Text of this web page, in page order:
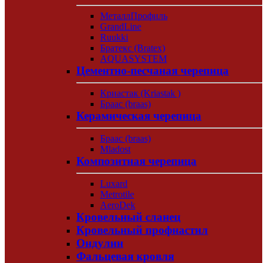
МеталлПрофиль
GrandLine
Ruukki
Братекс (Bratex)
AQUASYSTEM
Цементно-песчаная черепица
Криастак (Kriastak )
Браас (braas)
Керамическая черепица
Браас (braas)
Mladost
Композитная черепица
Luxard
Metrotile
AeroDek
Кровельный сланец
Кровельный профнастил
Ондулин
Фальцевая кровля